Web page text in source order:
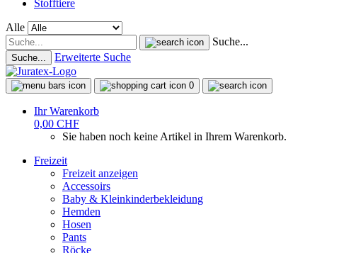
Stofftiere
Alle
Suche...
Suche... Erweiterte Suche
0
Ihr Warenkorb
0,00 CHF
Sie haben noch keine Artikel in Ihrem Warenkorb.
Freizeit
Freizeit anzeigen
Accessoirs
Baby & Kleinkinderbekleidung
Hemden
Hosen
Pants
Röcke